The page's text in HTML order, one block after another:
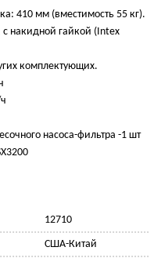
410 мм (вместимость 55 кг).
накидной гайкой (Intex
комплектующих.
насоса-фильтра -1 шт
12710
США-Китай